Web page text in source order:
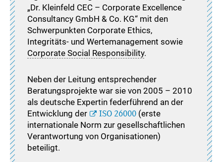
„Dr. Kleinfeld CEC – Corporate Excellence
Consultancy GmbH & Co. KG“ mit den
Schwerpunkten Corporate Ethics,
Integritäts- und Wertemanagement sowie
Corporate Social Responsibility.
Neben der Leitung entsprechender
Beratungsprojekte war sie von 2005 – 2010
als deutsche Expertin federführend an der
Entwicklung der
ISO 26000 (erste
internationale Norm zur gesellschaftlichen
Verantwortung von Organisationen)
beteiligt.